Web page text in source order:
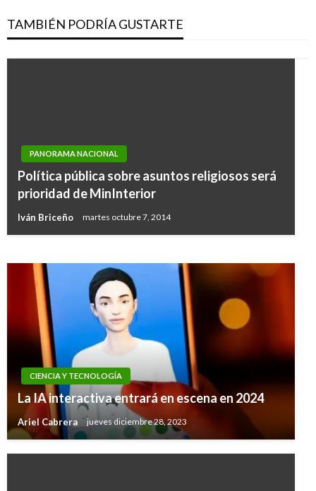
TAMBIÉN PODRÍA GUSTARTE
PANORAMA NACIONAL
Política pública sobre asuntos religiosos será
prioridad de MinInterior
Iván Briceño martes octubre 7, 2014
Sismo de 5.8 grados en Nariño no dejó daños
CIENCIA Y TECNOLOGÍA
La IA interactiva entrará en escena en 2024
Ariel Cabrera jueves diciembre 28, 2023